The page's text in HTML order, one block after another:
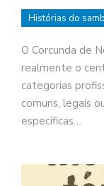
Histórias do
O Corcunda de
realmente o
categorias
comuns, legais
específicas…